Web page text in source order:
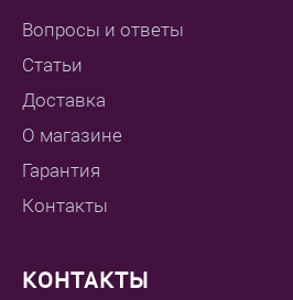
Вопросы и ответы
Статьи
Доставка
О магазине
Гарантия
Контакты
КОНТАКТЫ